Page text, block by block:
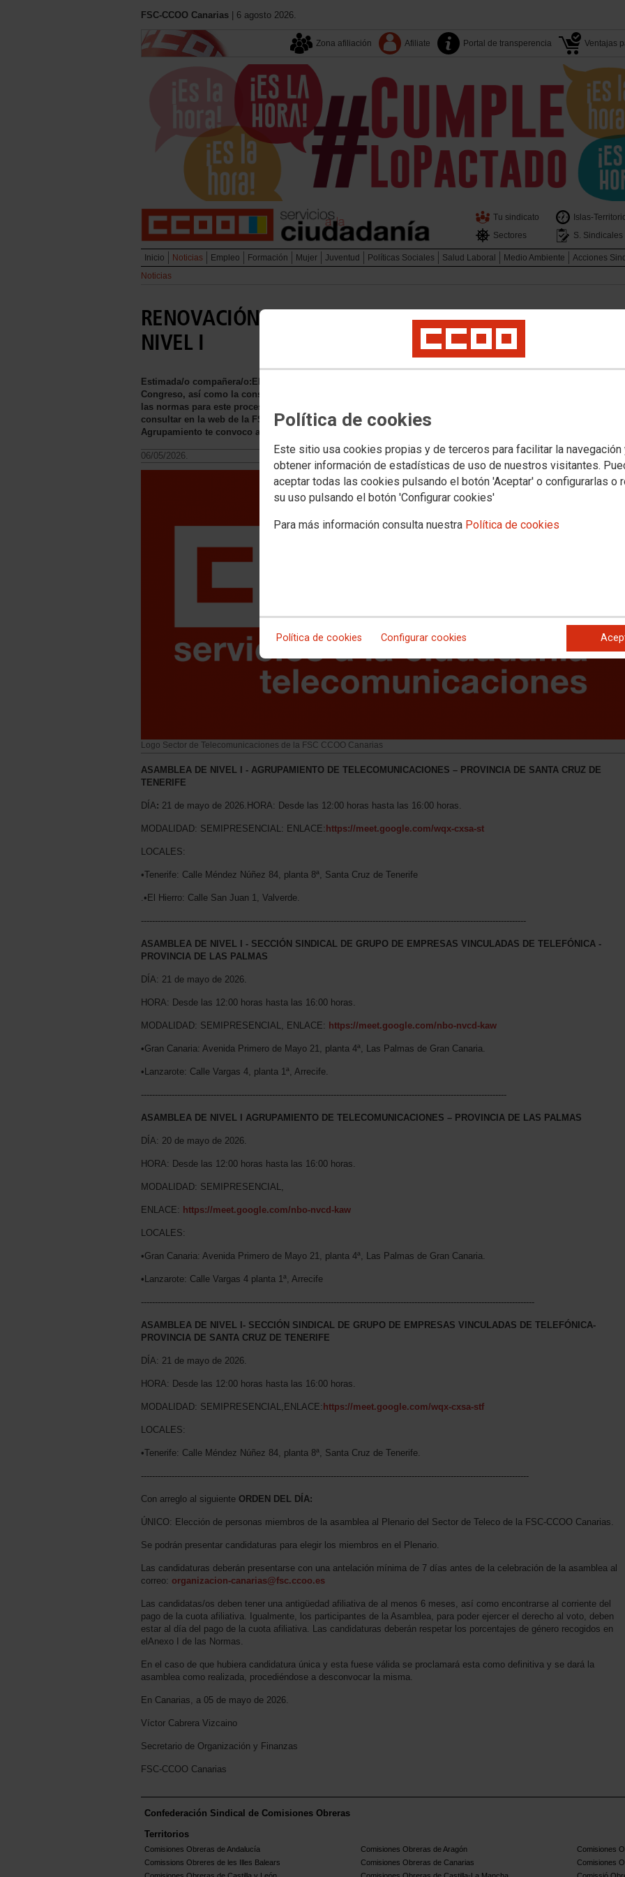
Política de cookies
Este sitio usa cookies propias y de terceros para facilitar la navegación
obtener información de estadísticas de uso de nuestros visitantes.
aceptar todas las cookies pulsando el botón 'Aceptar' o configurarlas o
su uso pulsando el botón 'Configurar cookies'
Para más información consulta nuestra Política de cookies
Política de cookies Configurar cookies
FSC-CCOO Canarias | 6 agosto 2026.
Zona afiliación Afiliate Portal de transperencia Ventajas
Tu sindicato Islas-
Sectores
S. Sindicales
Inicio Noticias Empleo Formación Mujer Juventud Políticas Sociales Salud Laboral Medio Ambiente Acciones
Noticias
RENOVACIÓN DEL SECTOR DE
NIVEL I
Estimada/o compañera/o:El Consejo de la FSC-CCOO Canarias, celebrado el 26 de noviembre de 2025, acordó
Congreso, así como la constitución y renovación de los sectores. Asimismo, la Comisión Ejecutiva de la FSC
las normas para este proceso y, por esta Secretaría de Organización, el calendario que se publicó el pasado
consultar en la web de la FSC Canarias).Por esta razón, con el fin de elegir las personas miembros al Plenario
Agrupamiento te convoco a:ASAMBLEA DE NIVEL I DEL SECTOR DE TELECOMUNICACIONES
06/05/2026.
Logo Sector de Telecomunicaciones de la FSC CCOO Canarias
ASAMBLEA DE NIVEL I - AGRUPAMIENTO DE TELECOMUNICACIONES – PROVINCIA DE SANTA CRUZ DE
TENERIFE
DÍA: 21 de mayo de 2026.HORA: Desde las 12:00 horas hasta las 16:00 horas.
MODALIDAD: SEMIPRESENCIAL: ENLACE: https://meet.google.com/wqx-cxsa-st
LOCALES:
•Tenerife: Calle Méndez Núñez 84, planta 8ª, Santa Cruz de Tenerife
.•El Hierro: Calle San Juan 1, Valverde.
------------------------------------------------------------------------------------------------------------------------------------------
ASAMBLEA DE NIVEL I - SECCIÓN SINDICAL DE GRUPO DE EMPRESAS VINCULADAS DE TELEFÓNICA -
PROVINCIA DE LAS PALMAS
DÍA: 21 de mayo de 2026.
HORA: Desde las 12:00 horas hasta las 16:00 horas.
MODALIDAD: SEMIPRESENCIAL, ENLACE: https://meet.google.com/nbo-nvcd-kaw
•Gran Canaria: Avenida Primero de Mayo 21, planta 4ª, Las Palmas de Gran Canaria.
•Lanzarote: Calle Vargas 4, planta 1ª, Arrecife.
-----------------------------------------------------------------------------------------------------------------------------------
ASAMBLEA DE NIVEL I AGRUPAMIENTO DE TELECOMUNICACIONES – PROVINCIA DE LAS PALMAS
DÍA: 20 de mayo de 2026.
HORA: Desde las 12:00 horas hasta las 16:00 horas.
MODALIDAD: SEMIPRESENCIAL,
ENLACE: https://meet.google.com/nbo-nvcd-kaw
LOCALES:
•Gran Canaria: Avenida Primero de Mayo 21, planta 4ª, Las Palmas de Gran Canaria.
•Lanzarote: Calle Vargas 4 planta 1ª, Arrecife
---------------------------------------------------------------------------------------------------------------------------------------------
ASAMBLEA DE NIVEL I- SECCIÓN SINDICAL DE GRUPO DE EMPRESAS VINCULADAS DE TELEFÓNICA-
PROVINCIA DE SANTA CRUZ DE TENERIFE
DÍA: 21 de mayo de 2026.
HORA: Desde las 12:00 horas hasta las 16:00 horas.
MODALIDAD: SEMIPRESENCIAL,ENLACE: https://meet.google.com/wqx-cxsa-stf
LOCALES:
•Tenerife: Calle Méndez Núñez 84, planta 8ª, Santa Cruz de Tenerife.
-------------------------------------------------------------------------------------------------------------------------------------------
Con arreglo al siguiente ORDEN DEL DÍA:
ÚNICO: Elección de personas miembros de la asamblea al Plenario del Sector de Teleco de la FSC-CCOO Canarias.
Se podrán presentar candidaturas para elegir los miembros en el Plenario.
Las candidaturas deberán presentarse con una antelación mínima de 7 días antes de la celebración de la asamblea al
correo: organizacion-canarias@fsc.ccoo.es
Las candidatas/os deben tener una antigüedad afiliativa de al menos 6 meses, así como encontrarse al corriente del
pago de la cuota afiliativa. Igualmente, los participantes de la Asamblea, para poder ejercer el derecho al voto, deben
estar al día del pago de la cuota afiliativa. Las candidaturas deberán respetar los porcentajes de género recogidos en
elAnexo I de las Normas.
En el caso de que hubiera candidatura única y esta fuese válida se proclamará esta como definitiva y se dará la
asamblea como realizada, procediéndose a desconvocar la misma.
En Canarias, a 05 de mayo de 2026.
Víctor Cabrera Vizcaino
Secretario de Organización y Finanzas
FSC-CCOO Canarias
Confederación Sindical de Comisiones Obreras
Territorios
Comisiones Obreras de Andalucía Comisiones Obreras de Aragón
Comisiones
Comissions Obreres de les Illes Balears
Comisiones Obreras de Canarias
Comisiones